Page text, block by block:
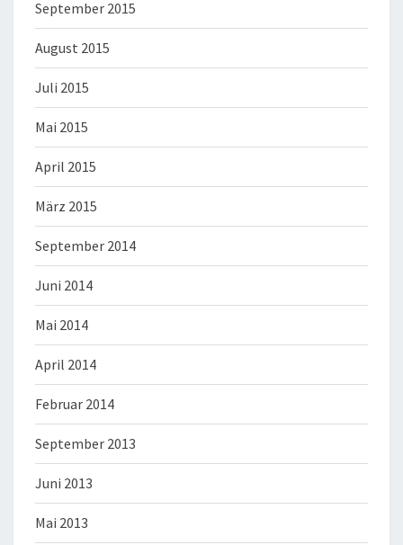
September 2015
August 2015
Juli 2015
Mai 2015
April 2015
März 2015
September 2014
Juni 2014
Mai 2014
April 2014
Februar 2014
September 2013
Juni 2013
Mai 2013